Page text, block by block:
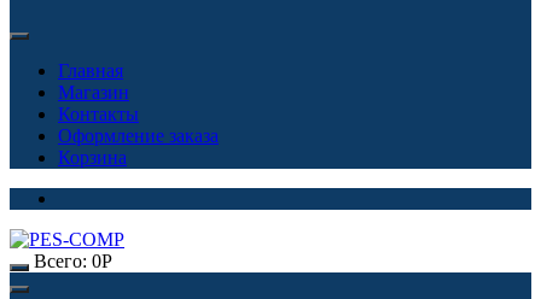
Главная
Магазин
Контакты
Оформление заказа
Корзина
Всего: 0Р